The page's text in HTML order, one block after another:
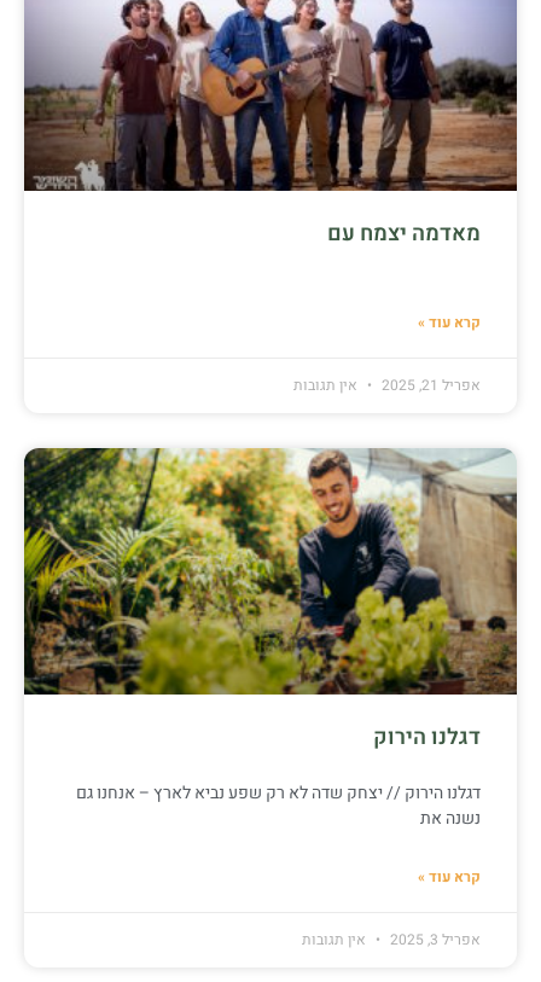
מאדמה יצמח עם
קרא עוד »
אפריל 21, 2025 אין תגובות
דגלנו הירוק
דגלנו הירוק // יצחק שדה לא רק שפע נביא לארץ – אנחנו גם
נשנה את
קרא עוד »
אפריל 3, 2025 אין תגובות